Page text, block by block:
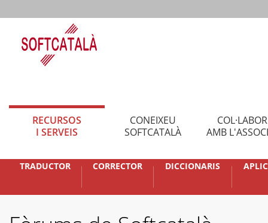
RECURSOS
I SERVEIS
CONEIXEU
SOFTCATALÀ
AMB
TRADUCTOR CORRECTOR DICCIONARIS